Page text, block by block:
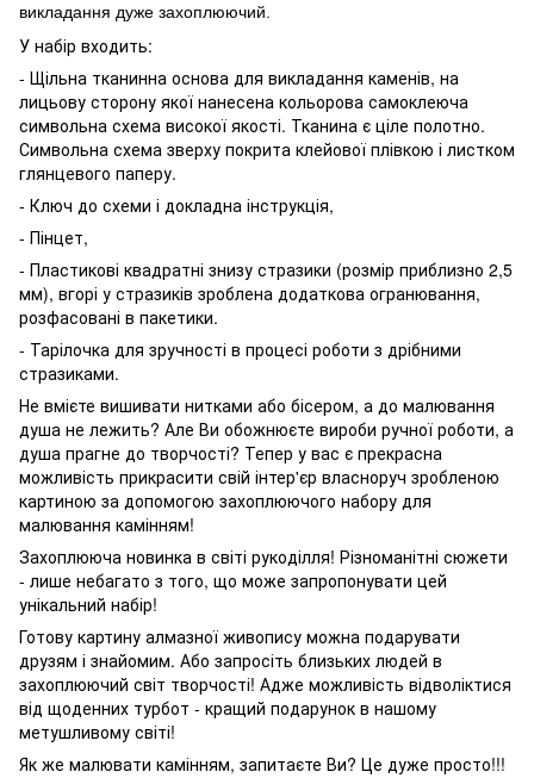
викладання дуже захоплюючий.
У набір входить:
- Щільна тканинна основа для викладання каменів, на
лицьову сторону якої нанесена кольорова самоклеюча
символьна схема високої якості. Тканина є ціле полотно.
Символьна схема зверху покрита клейової плівкою і листком
глянцевого паперу.
- Ключ до схеми і докладна інструкція,
- Пінцет,
- Пластикові квадратні знизу стразики (розмір приблизно 2,5
мм), вгорі у стразиків зроблена додаткова огранювання,
розфасовані в пакетики.
- Тарілочка для зручності в процесі роботи з дрібними
стразиками.
Не вмієте вишивати нитками або бісером, а до малювання
душа не лежить? Але Ви обожнюєте вироби ручної роботи, а
душа прагне до творчості? Тепер у вас є прекрасна
можливість прикрасити свій інтер'єр власноруч зробленою
картиною за допомогою захоплюючого набору для
малювання камінням!
Захоплююча новинка в світі рукоділля! Різноманітні сюжети
- лише небагато з того, що може запропонувати цей
унікальний набір!
Готову картину алмазної живопису можна подарувати
друзям і знайомим. Або запросіть близьких людей в
захоплюючий світ творчості! Адже можливість відволіктися
від щоденних турбот - кращий подарунок в нашому
метушливому світі!
Як же малювати камінням, запитаєте Ви? Це дуже просто!!!